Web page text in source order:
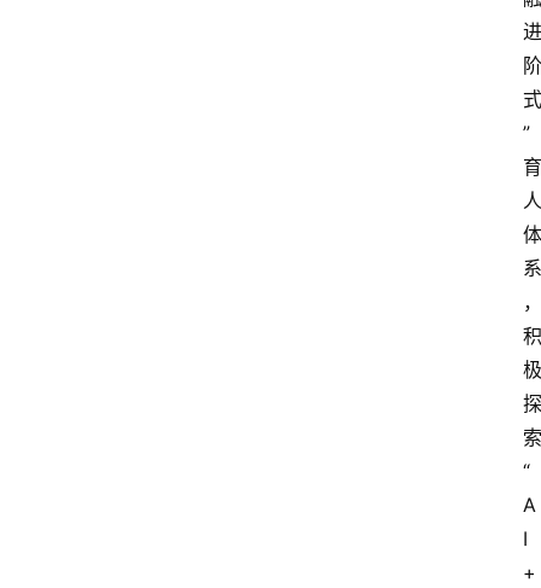
进
阶
式
”
育
人
体
系
，
积
极
探
索
“
A
I
+